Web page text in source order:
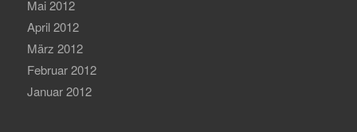
Mai 2012
April 2012
März 2012
Februar 2012
Januar 2012